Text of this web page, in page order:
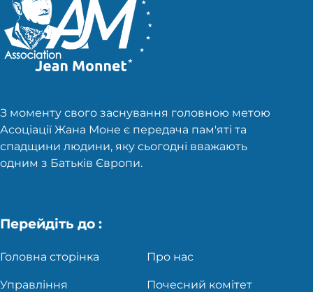
З моменту свого заснування головною метою
Асоціації Жана Моне є передача пам'яті та
спадщини людини, яку сьогодні вважають
одним з Батьків Європи.
Перейдіть до :
Головна сторінка Про нас
Управління Почесний комітет